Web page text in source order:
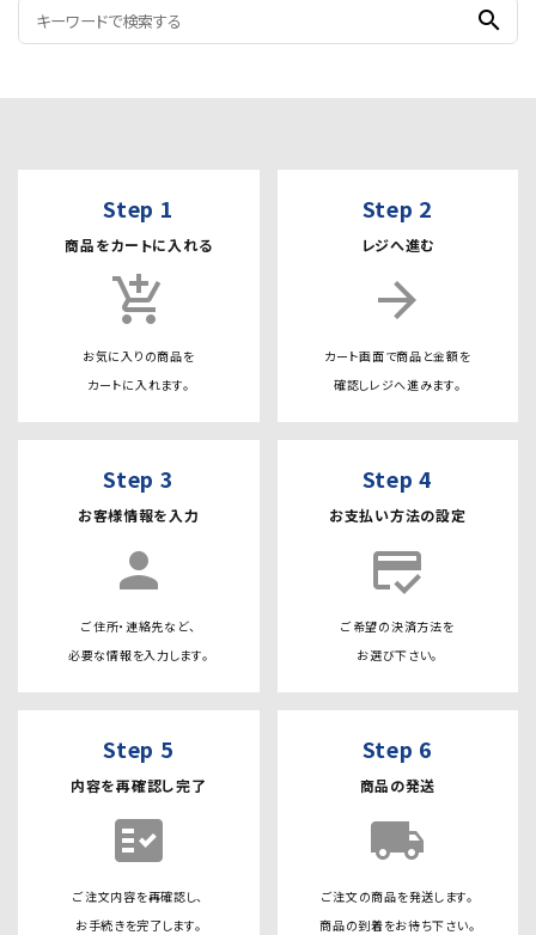
search
Step 1
商品をカートに入れる
add_shopping_cart
お気に入りの商品を
カートに入れます。
Step 2
レジへ進む
arrow_forward
カート画面で商品と金額を
確認しレジへ進みます。
Step 3
お客様情報を入力
person
ご住所・連絡先など、
必要な情報を入力します。
Step 4
お支払い方法の設定
credit_score
ご希望の決済方法を
お選び下さい。
Step 5
内容を再確認し完了
fact_check
ご注文内容を再確認し、
お手続きを完了します。
Step 6
商品の発送
local_shipping
ご注文の商品を発送します。
商品の到着をお待ち下さい。